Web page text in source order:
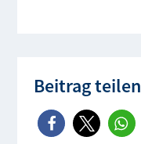
Beitrag teilen